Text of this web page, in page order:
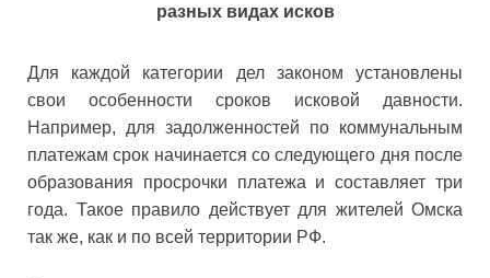
разных видах исков
Для каждой категории дел законом установлены
свои особенности сроков исковой давности.
Например, для задолженностей по коммунальным
платежам срок начинается со следующего дня после
образования просрочки платежа и составляет три
года. Такое правило действует для жителей Омска
так же, как и по всей территории РФ.